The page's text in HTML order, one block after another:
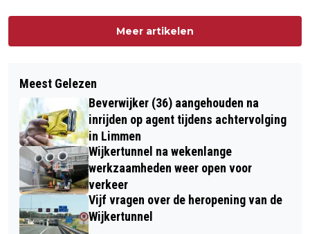
Meer artikelen
Meest Gelezen
Beverwijker (36) aangehouden na
inrijden op agent tijdens achtervolging
in Limmen
Wijkertunnel na wekenlange
werkzaamheden weer open voor
verkeer
Vijf vragen over de heropening van de
Wijkertunnel